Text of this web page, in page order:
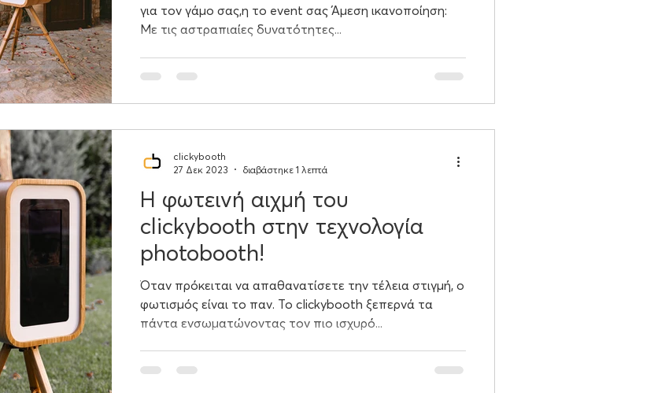
για τον γάμο σας,η το event σας Άμεση ικανοποίηση:
Με τις αστραπιαίες δυνατότητες...
Η φωτεινή αιχμή του
clickybooth στην τεχνολογία
photobooth!
Όταν πρόκειται να απαθανατίσετε την τέλεια στιγμή, ο
φωτισμός είναι το παν. Το clickybooth ξεπερνά τα
πάντα ενσωματώνοντας τον πιο ισχυρό...
clickybooth
27 Δεκ 2023
διαβάστηκε 1 λεπτά